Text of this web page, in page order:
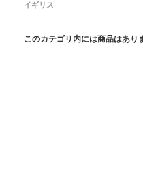
イギリス
このカテゴリ内には商品はあり